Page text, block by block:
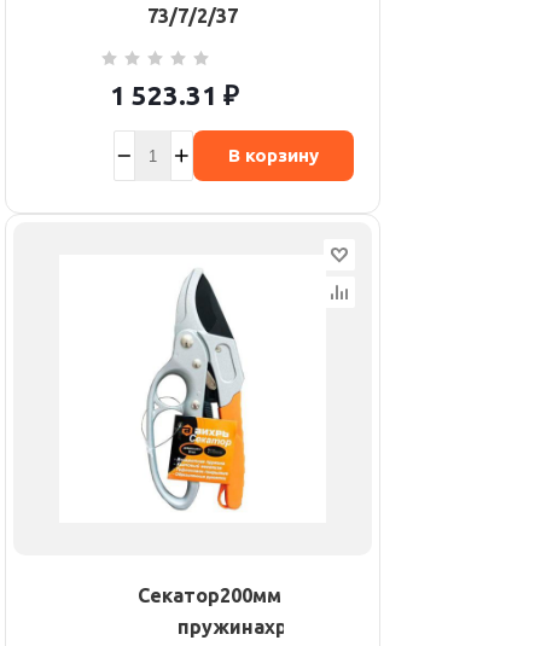
73/7/2/37
1 523.31 ₽
В корзину
Секатор200мм возвратная
пружинахраповый